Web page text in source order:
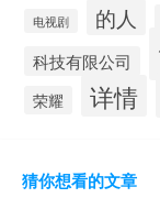
电视剧 的人
科技有限公司
荣耀 详情
猜你想看的文章